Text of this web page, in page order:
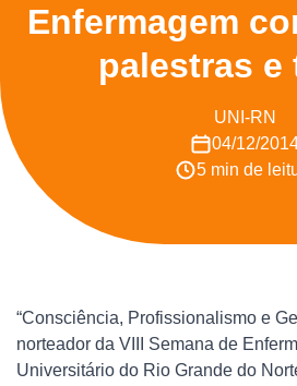
Enfermagem
palestras e
UNI-RN
04/12/
5 min de
“Consciência, Profissionalismo e
norteador da VIII Semana de
Universitário do Rio Grande do